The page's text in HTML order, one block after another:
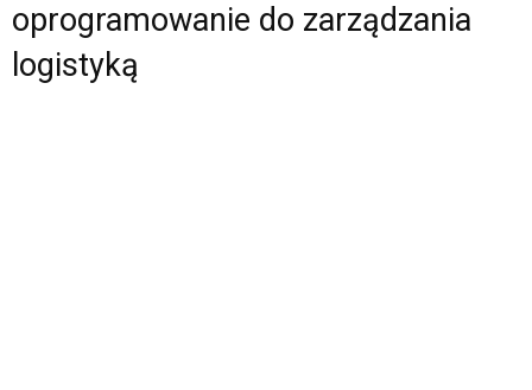
oprogramowanie do zarządzania
logistyką